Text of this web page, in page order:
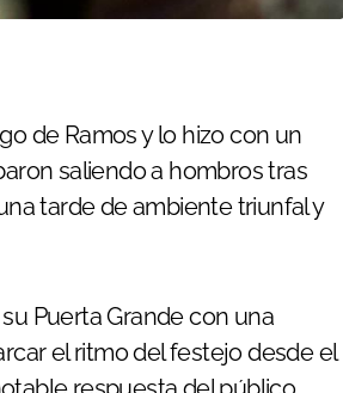
de Ramos y lo hizo con un
saliendo a hombros tras
tarde de ambiente triunfal y
Puerta Grande con una
el ritmo del festejo desde el